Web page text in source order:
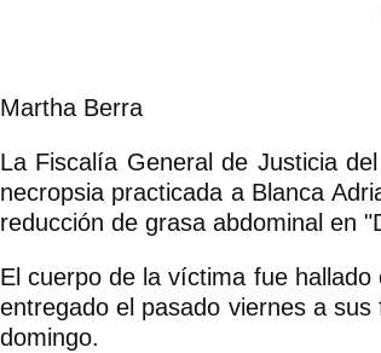
Martha Berra
La Fiscalía General de Justicia
necropsia practicada a Blanca
reducción de grasa abdominal en
El cuerpo de la víctima fue
entregado el pasado viernes a
domingo.